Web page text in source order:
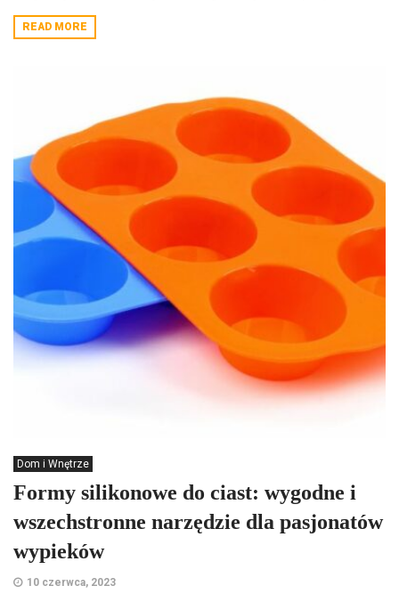
READ MORE
Dom i Wnętrze
Formy silikonowe do ciast: wygodne i
wszechstronne narzędzie dla pasjonatów
wypieków
10 czerwca, 2023